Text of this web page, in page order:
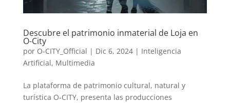
Descubre el patrimonio inmaterial de Loja en
O-City
por O-CITY_Official | Dic 6, 2024| Inteligencia
Artificial, Multimedia
La plataforma de patrimonio cultural, natural y
turística O-CITY, presenta las producciones